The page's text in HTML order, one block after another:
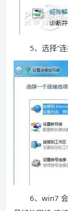
5、选择“
6、win7